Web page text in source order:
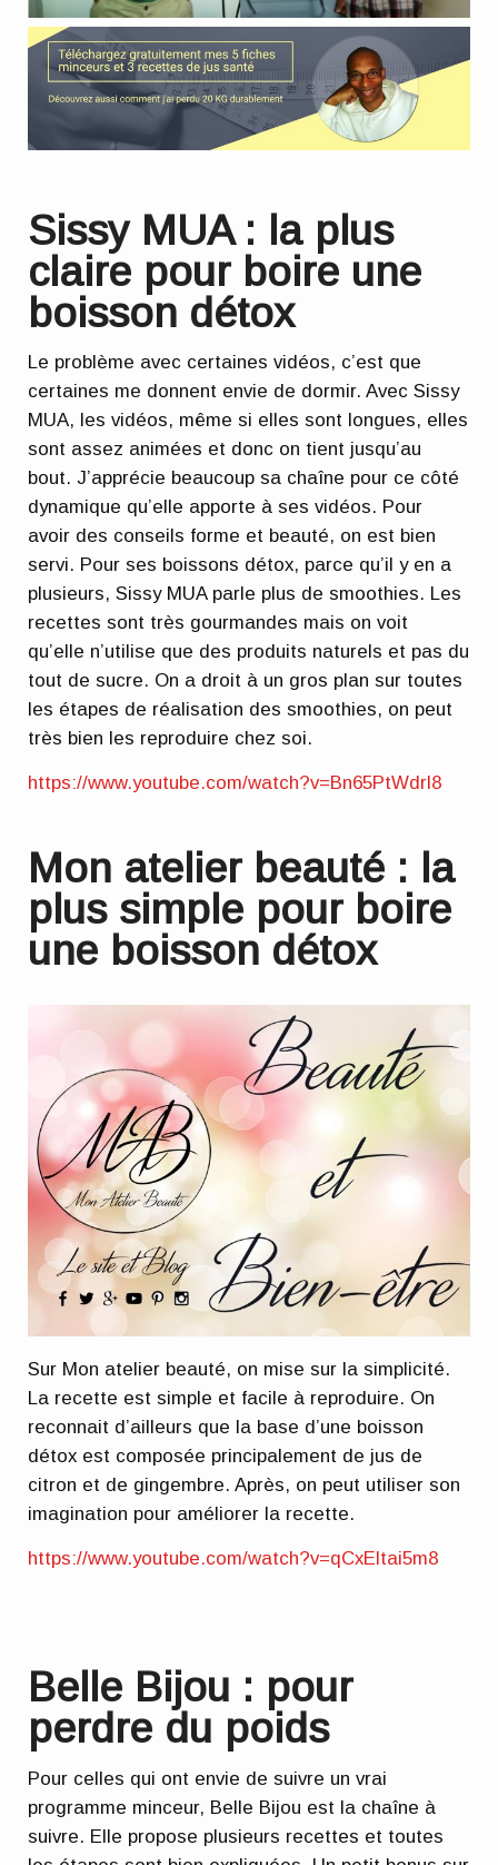
Sissy MUA : la plus
claire pour boire une
boisson détox
Le problème avec certaines vidéos, c’est que
certaines me donnent envie de dormir. Avec Sissy
MUA, les vidéos, même si elles sont longues, elles
sont assez animées et donc on tient jusqu’au
bout. J’apprécie beaucoup sa chaîne pour ce côté
dynamique qu’elle apporte à ses vidéos. Pour
avoir des conseils forme et beauté, on est bien
servi. Pour ses boissons détox, parce qu’il y en a
plusieurs, Sissy MUA parle plus de smoothies. Les
recettes sont très gourmandes mais on voit
qu’elle n’utilise que des produits naturels et pas du
tout de sucre. On a droit à un gros plan sur toutes
les étapes de réalisation des smoothies, on peut
très bien les reproduire chez soi.
https://www.youtube.com/watch?v=Bn65PtWdrl8
Mon atelier beauté : la
plus simple pour boire
une boisson détox
Sur Mon atelier beauté, on mise sur la simplicité.
La recette est simple et facile à reproduire. On
reconnait d’ailleurs que la base d’une boisson
détox est composée principalement de jus de
citron et de gingembre. Après, on peut utiliser son
imagination pour améliorer la recette.
https://www.youtube.com/watch?v=qCxEltai5m8
Belle Bijou : pour
perdre du poids
Pour celles qui ont envie de suivre un vrai
programme minceur, Belle Bijou est la chaîne à
suivre. Elle propose plusieurs recettes et toutes